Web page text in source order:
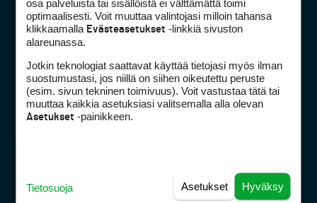
Golfpiste mediakortti
Golfpisteen yhteystiedot
DSA avoimuusraportti
Asiakaspalvelu
(digi) digi@otavamedia.fi
osa palveluista tai sisällöistä ei välttämättä toimi
optimaalisesti. Voit muuttaa valintojasi milloin tahansa
klikkaamalla Evästeasetukset -linkkiä sivuston
alareunassa.
Jotkin teknologiat saattavat käyttää tietojasi myös ilman
suostumustasi, jos niillä on siihen oikeutettu peruste
(esim. sivun tekninen toimivuus). Voit vastustaa tätä tai
muuttaa kaikkia asetuksiasi valitsemalla alla olevan
Asetukset -painikkeen.
Hyväksy
Asetukset
Tietosuoja